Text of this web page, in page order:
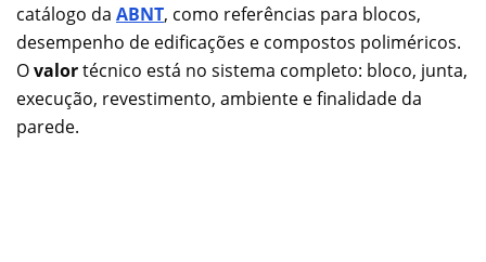
catálogo da ABNT, como referências para blocos,
desempenho de edificações e compostos poliméricos.
Ovalortécnico está no sistema completo: bloco, junta,
execução, revestimento, ambiente e finalidade da
parede.